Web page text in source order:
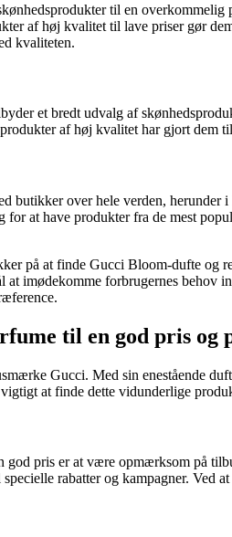
til en
af høj kvalitet til lave priser gør
kvaliteten.
et bredt udvalg af
af høj kvalitet har gjort
butikker over hele verden,
for at have produkter fra de mest
på at finde Gucci Bloom-dufte og
imødekomme forbrugernes behov
til en god pris og
Gucci. Med sin enestående
at finde dette vidunderlige
pris er at være opmærksom på
rabatter og kampagner. Ved